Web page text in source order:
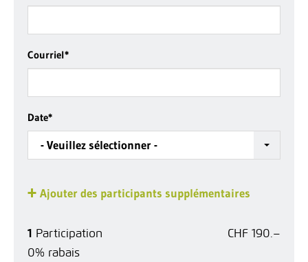
Courriel*
Date*
- Veuillez sélectionner -
Ajouter des participants supplémentaires
1 Participation
CHF 190.–
0% rabais